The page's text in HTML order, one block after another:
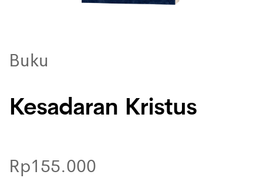
Buku
Kesadaran Kristus
Rp155.000